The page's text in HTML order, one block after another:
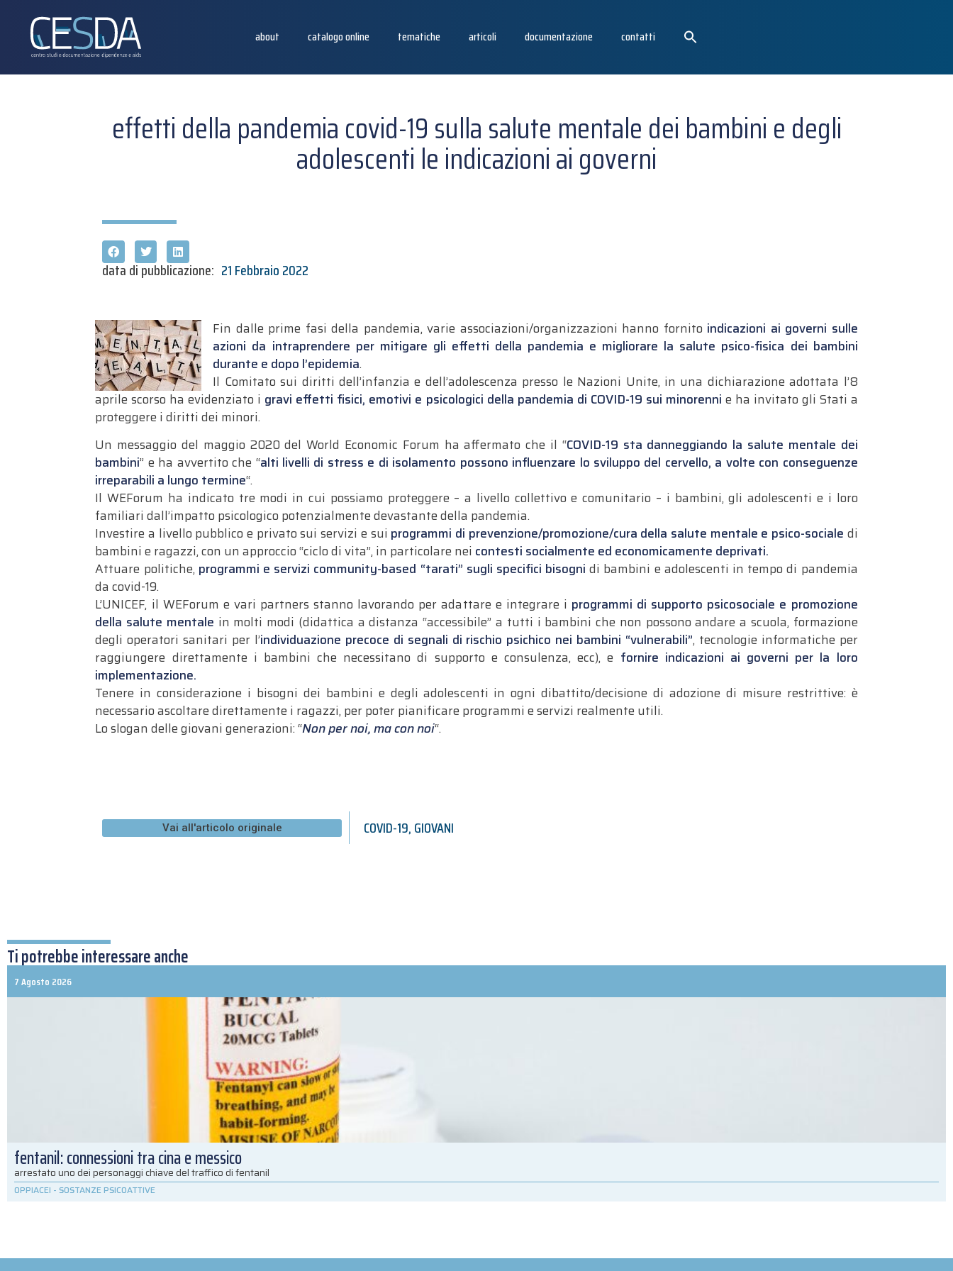
about catalogo online tematiche articoli documentazione contatti
effetti della pandemia covid-19 sulla salute mentale dei bambini e degli
adolescenti le indicazioni ai governi
data di pubblicazione: 21 Febbraio 2022
Fin dalle prime fasi della pandemia, varie associazioni/organizzazioni hanno fornito indicazioni ai governi sulle
azioni da intraprendere per mitigare gli effetti della pandemia e migliorare la salute psico-fisica dei bambini
durante e dopo l’epidemia.
Il Comitato sui diritti dell’infanzia e dell’adolescenza presso le Nazioni Unite, in una dichiarazione adottata l’8
aprile scorso ha evidenziato i gravi effetti fisici, emotivi e psicologici della pandemia di COVID-19 sui minorenni e ha invitato gli Stati a
proteggere i diritti dei minori.
Un messaggio del maggio 2020 del World Economic Forum ha affermato che il “COVID-19 sta danneggiando la salute mentale dei
bambini” e ha avvertito che “alti livelli di stress e di isolamento possono influenzare lo sviluppo del cervello, a volte con conseguenze
irreparabili a lungo termine“.
Il WEForum ha indicato tre modi in cui possiamo proteggere – a livello collettivo e comunitario – i bambini, gli adolescenti e i loro
familiari dall’impatto psicologico potenzialmente devastante della pandemia.
Investire a livello pubblico e privato sui servizi e sui programmi di prevenzione/promozione/cura della salute mentale e psico-sociale di
bambini e ragazzi, con un approccio “ciclo di vita”, in particolare nei contesti socialmente ed economicamente deprivati.
Attuare politiche, programmi e servizi community-based “tarati” sugli specifici bisogni di bambini e adolescenti in tempo di pandemia
da covid-19.
L’UNICEF, il WEForum e vari partners stanno lavorando per adattare e integrare i programmi di supporto psicosociale e promozione
della salute mentale in molti modi (didattica a distanza “accessibile” a tutti i bambini che non possono andare a scuola, formazione
degli operatori sanitari per l’individuazione precoce di segnali di rischio psichico nei bambini “vulnerabili”, tecnologie informatiche per
raggiungere direttamente i bambini che necessitano di supporto e consulenza, ecc), e fornire indicazioni ai governi per la loro
implementazione.
Tenere in considerazione i bisogni dei bambini e degli adolescenti in ogni dibattito/decisione di adozione di misure restrittive: è
necessario ascoltare direttamente i ragazzi, per poter pianificare programmi e servizi realmente utili.
Lo slogan delle giovani generazioni: “Non per noi, ma con noi“.
Vai all'articolo originale COVID-19,GIOVANI
Ti potrebbe interessare anche
7 Agosto 2026
fentanil: connessioni tra cina e messico
arrestato uno dei personaggi chiave del traffico di fentanil
OPPIACEI - SOSTANZE PSICOATTIVE